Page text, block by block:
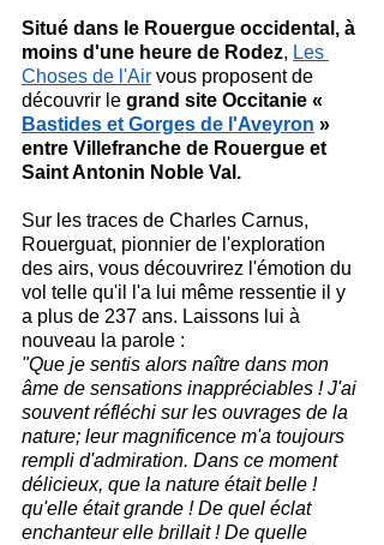
Situé dans le Rouergue occidental, à
moins d'une heure de Rodez, Les
Choses de l'Air vous proposent de
découvrir le grand site Occitanie «
Bastides et Gorges de l'Aveyron »
entre Villefranche de Rouergue et
Saint Antonin Noble Val.
Sur les traces de Charles Carnus,
Rouerguat, pionnier de l'exploration
des airs, vous découvrirez l'émotion du
vol telle qu'il l'a lui même ressentie il y
a plus de 237 ans. Laissons lui à
nouveau la parole :
"Que je sentis alors naître dans mon
âme de sensations inappréciables ! J'ai
souvent réfléchi sur les ouvrages de la
nature; leur magnificence m'a toujours
rempli d'admiration. Dans ce moment
délicieux, que la nature était belle !
qu'elle était grande ! De quel éclat
enchanteur elle brillait ! De quelle